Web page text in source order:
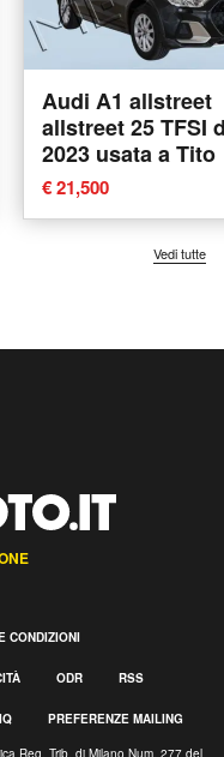
Audi A1 allstreet
allstreet 25 TFSI
2023 usata a Tito
€ 21,500
Vedi tutte
CONDIZIONI
ODR RSS
PREFERENZE MAILING
Reg. Trib. di Milano Num. 277 del